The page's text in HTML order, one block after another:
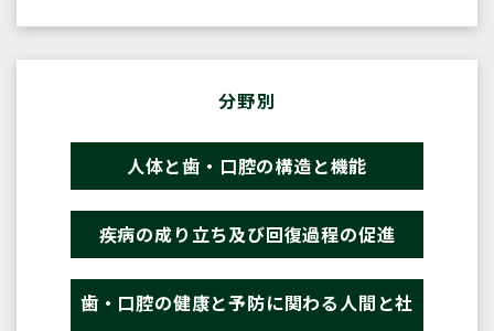
分野別
人体と歯・口腔の構造と機能
疾病の成り立ち及び回復過程の促進
歯・口腔の健康と予防に関わる人間と社